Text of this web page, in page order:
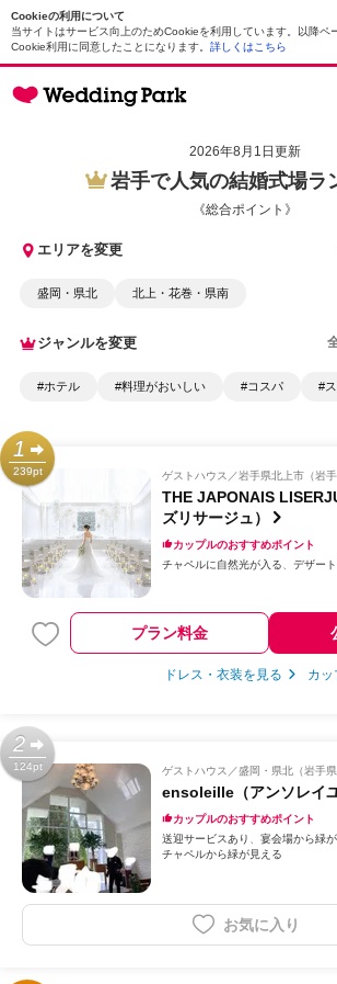
Cookieの利用について
当サイトはサービス向上のためCookieを利用しています。以降ペ
Cookie利用に同意したことになります。 詳しくはこちら
2026年8月1日更新
岩手で人気の結婚式場ラ
《総合ポイント》
エリアを変更
盛岡・県北 北上・花巻・県南
ジャンルを変更
#ホテル #料理がおいしい #コスパ #
1
239pt ゲストハウス 岩手県北上市（岩手
THE JAPONAIS
ズリサージュ）
カップルのおすすめポイント
チャペルに自然光が入る
デザー
プラン料金
ドレス・衣装を見る カ
2
124pt ゲストハウス 盛岡・県北（岩手県
ensoleille（アンソレイユ
カップルのおすすめポイント
送迎サービスあり
宴会場から緑
チャペルから緑が見える
お気に入り